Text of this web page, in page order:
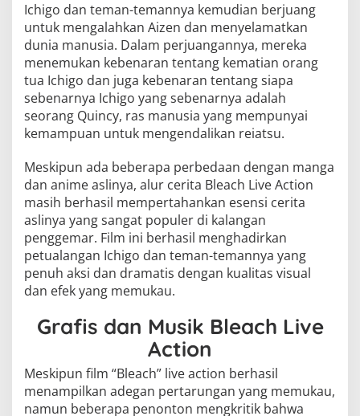
Ichigo dan teman-temannya kemudian berjuang
untuk mengalahkan Aizen dan menyelamatkan
dunia manusia. Dalam perjuangannya, mereka
menemukan kebenaran tentang kematian orang
tua Ichigo dan juga kebenaran tentang siapa
sebenarnya Ichigo yang sebenarnya adalah
seorang Quincy, ras manusia yang mempunyai
kemampuan untuk mengendalikan reiatsu.
Meskipun ada beberapa perbedaan dengan manga
dan anime aslinya, alur cerita Bleach Live Action
masih berhasil mempertahankan esensi cerita
aslinya yang sangat populer di kalangan
penggemar. Film ini berhasil menghadirkan
petualangan Ichigo dan teman-temannya yang
penuh aksi dan dramatis dengan kualitas visual
dan efek yang memukau.
Grafis dan Musik Bleach Live
Action
Meskipun film “Bleach” live action berhasil
menampilkan adegan pertarungan yang memukau,
namun beberapa penonton mengkritik bahwa